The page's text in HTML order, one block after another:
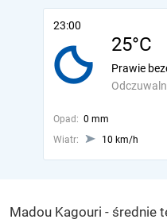
23:00
25°C
Prawie
Opad: 0 mm
Wiatr:
10 km/h
Madou Kagouri - średnie